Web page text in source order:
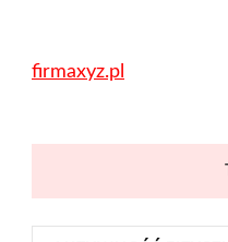
firmaxyz.pl